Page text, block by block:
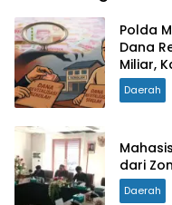
Polda
Dana
Miliar,
Daerah
dari
Daerah